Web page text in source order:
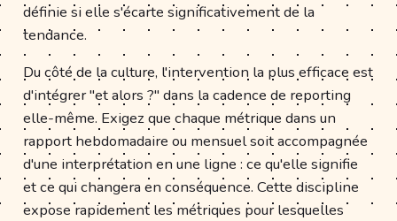
définie si elle s'écarte significativement de la
tendance.
Du côté de la culture, l'intervention la plus efficace est
d'intégrer "et alors ?" dans la cadence de reporting
elle-même. Exigez que chaque métrique dans un
rapport hebdomadaire ou mensuel soit accompagnée
d'une interprétation en une ligne : ce qu'elle signifie
et ce qui changera en conséquence. Cette discipline
expose rapidement les métriques pour lesquelles